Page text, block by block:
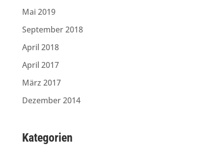
Mai 2019
September 2018
April 2018
April 2017
März 2017
Dezember 2014
Kategorien